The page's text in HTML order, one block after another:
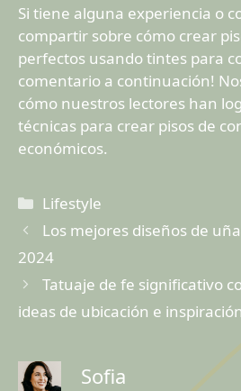
Si tiene alguna experiencia o
compartir sobre cómo crear
perfectos usando tintes para
comentario a continuación!
cómo nuestros lectores han
técnicas para crear pisos de
económicos.
Categorías
Lifestyle
Los mejores diseños de
2024
Tatuaje de fe significativo
ideas de ubicación e inspiración
Sofia